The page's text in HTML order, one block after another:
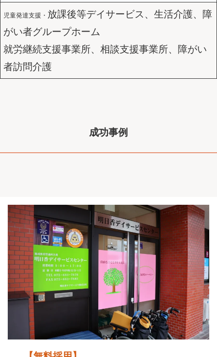
児童発達支援・ 放課後等デイサービス、生活介護、障
がい者グループホーム
就労継続支援事業所、相談支援事業所、障がい
者訪問介護
成功事例